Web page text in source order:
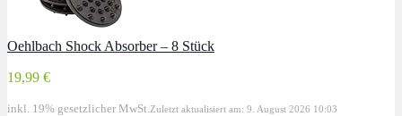
Oehlbach Shock Absorber – 8 Stück
19,99 €
inkl. 19% gesetzlicher MwSt. Zuletzt aktualisiert am: 9. August 2026 10:03